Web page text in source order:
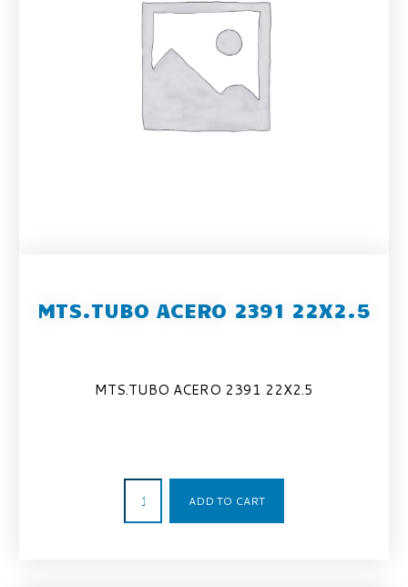
MTS.TUBO ACERO 2391 22X2.5
MTS.TUBO ACERO 2391 22X2.5
ADD TO CART